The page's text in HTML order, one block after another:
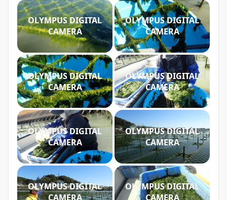
OLYMPUS DIGITAL
CAMERA
OLYMPUS DIGITAL
CAMERA
OLYMPUS DIGITAL
CAMERA
OLYMPUS DIGITAL
CAMERA
OLYMPUS DIGITAL
CAMERA
OLYMPUS DIGITAL
CAMERA
OLYMPUS DIGITAL
CAMERA
OLYMPUS DIGITAL
CAMERA